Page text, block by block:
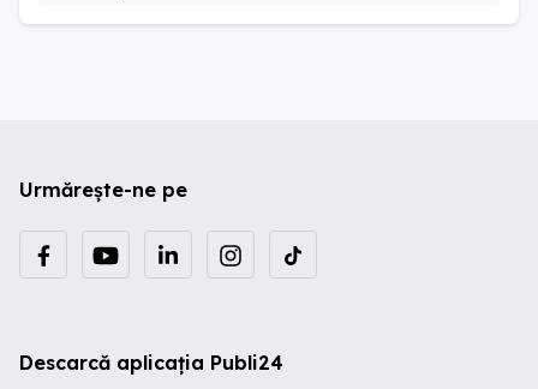
Urmărește-ne pe
Descarcă aplicația Publi24